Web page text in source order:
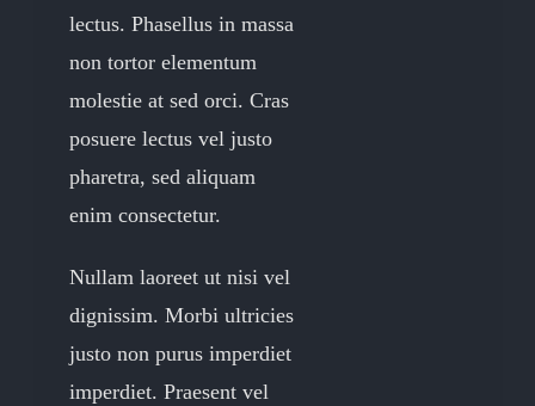
lectus. Phasellus in massa
non tortor elementum
molestie at sed orci. Cras
posuere lectus vel justo
pharetra, sed aliquam
enim consectetur.
Nullam laoreet ut nisi vel
dignissim. Morbi ultricies
justo non purus imperdiet
imperdiet. Praesent vel